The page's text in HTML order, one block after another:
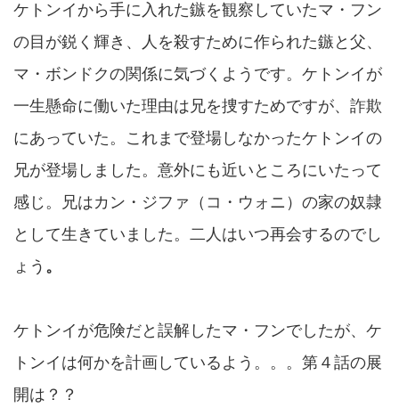
ケトンイから手に入れた鏃を観察していたマ・フン
の目が鋭く輝き、人を殺すために作られた鏃と父、
マ・ボンドクの関係に気づくようです。ケトンイが
一生懸命に働いた理由は兄を捜すためですが、詐欺
にあっていた。これまで登場しなかったケトンイの
兄が登場しました。意外にも近いところにいたって
感じ。兄はカン・ジファ（コ・ウォニ）の家の奴隷
として生きていました。二人はいつ再会するのでし
ょう 。
ケトンイが危険だと誤解したマ・フンでしたが、ケ
トンイは何かを計画しているよう。。。第４話の展
開は？？